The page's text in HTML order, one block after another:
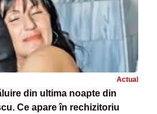
Actual
din ultima noapte din
Ce apare în rechizitoriu